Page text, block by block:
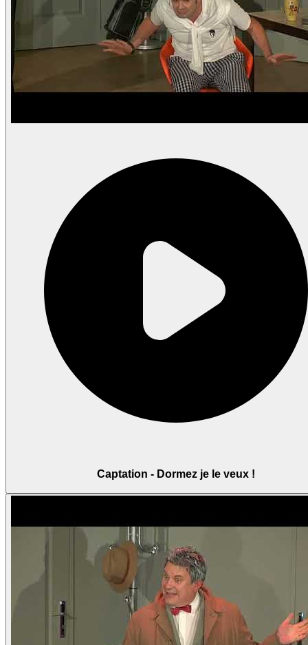
Captation - Dormez je le veux !